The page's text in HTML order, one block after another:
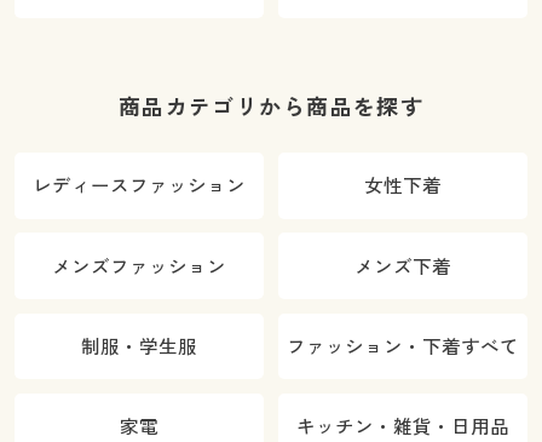
商品カテゴリから商品を探す
レディースファッション 女性下着
メンズファッション メンズ下着
制服・学生服 ファッション・下着すべて
家電 キッチン・雑貨・日用品